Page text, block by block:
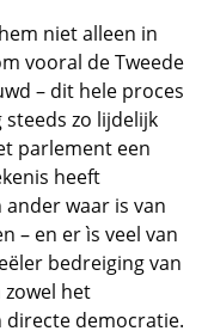
niet alleen in
vooral de Tweede
– dit hele proces
steeds zo lijdelijk
parlement een
heeft
waar is van
– en er ìs veel van
bedreiging van
het
directe democratie.